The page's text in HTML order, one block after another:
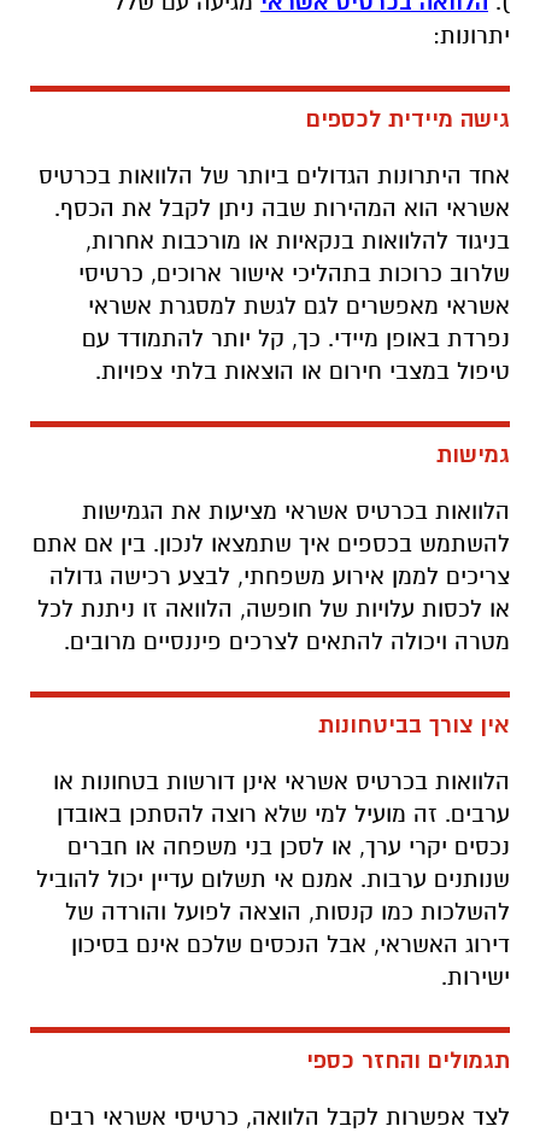
יתרונות:
גישה מיידית לכספים
אחד היתרונות הגדולים ביותר של הלוואות בכרטיס
אשראי הוא המהירות שבה ניתן לקבל את הכסף.
בניגוד להלוואות בנקאיות או מורכבות אחרות,
שלרוב כרוכות בתהליכי אישור ארוכים, כרטיסי
אשראי מאפשרים לגם לגשת למסגרת אשראי
נפרדת באופן מיידי. כך, קל יותר להתמודד עם
טיפול במצבי חירום או הוצאות בלתי צפויות.
גמישות
הלוואות בכרטיס אשראי מציעות את הגמישות
להשתמש בכספים איך שתמצאו לנכון. בין אם אתם
צריכים לממן אירוע משפחתי, לבצע רכישה גדולה
או לכסות עלויות של חופשה, הלוואה זו ניתנת לכל
מטרה ויכולה להתאים לצרכים פיננסיים מרובים.
אין צורך בביטחונות
הלוואות בכרטיס אשראי אינן דורשות בטחונות או
ערבים. זה מועיל למי שלא רוצה להסתכן באובדן
נכסים יקרי ערך, או לסכן בני משפחה או חברים
שנותנים ערבות. אמנם אי תשלום עדיין יכול להוביל
להשלכות כמו קנסות, הוצאה לפועל והורדה של
דירוג האשראי, אבל הנכסים שלכם אינם בסיכון
ישירות.
תגמולים והחזר כספי
לצד אפשרות לקבל הלוואה, כרטיסי אשראי רבים